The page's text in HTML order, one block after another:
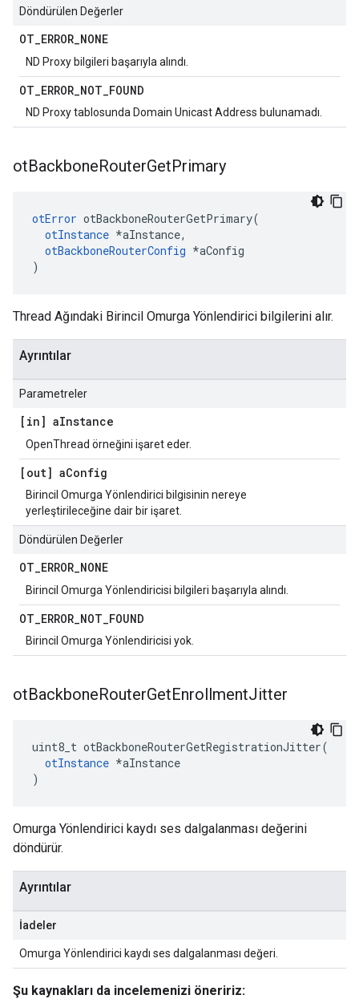
Döndürülen Değerler
OT_ERROR_NONE
ND Proxy bilgileri başarıyla alındı.
OT_ERROR_NOT_FOUND
ND Proxy tablosunda Domain Unicast Address bulunamadı.
otBackboneRouterGetPrimary
otError otBackboneRouterGetPrimary(
otInstance *aInstance,
otBackboneRouterConfig *aConfig
)
Thread Ağındaki Birincil Omurga Yönlendirici bilgilerini alır.
Ayrıntılar
Parametreler
[in] aInstance
OpenThread örneğini işaret eder.
[out] aConfig
Birincil Omurga Yönlendirici bilgisinin nereye
yerleştirileceğine dair bir işaret.
Döndürülen Değerler
OT_ERROR_NONE
Birincil Omurga Yönlendiricisi bilgileri başarıyla alındı.
OT_ERROR_NOT_FOUND
Birincil Omurga Yönlendiricisi yok.
otBackboneRouterGetEnrollmentJitter
uint8_t otBackboneRouterGetRegistrationJitter(
otInstance *aInstance
)
Omurga Yönlendirici kaydı ses dalgalanması değerini
döndürür.
Ayrıntılar
İadeler
Omurga Yönlendirici kaydı ses dalgalanması değeri.
Şu kaynakları da incelemenizi öneririz: